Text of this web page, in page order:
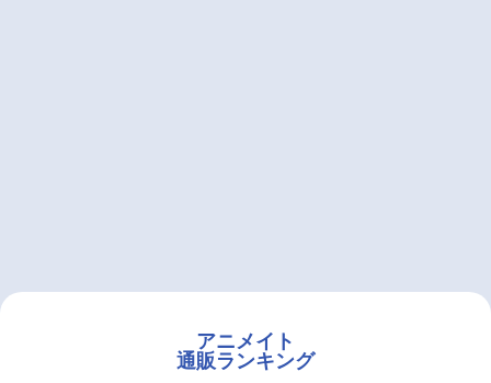
アニメイト
通販ランキング